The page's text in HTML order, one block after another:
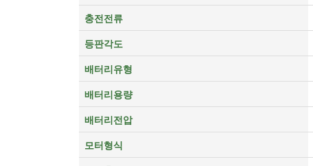
충전전류
등판각도
배터리유형
배터리용량
배터리전압
모터형식